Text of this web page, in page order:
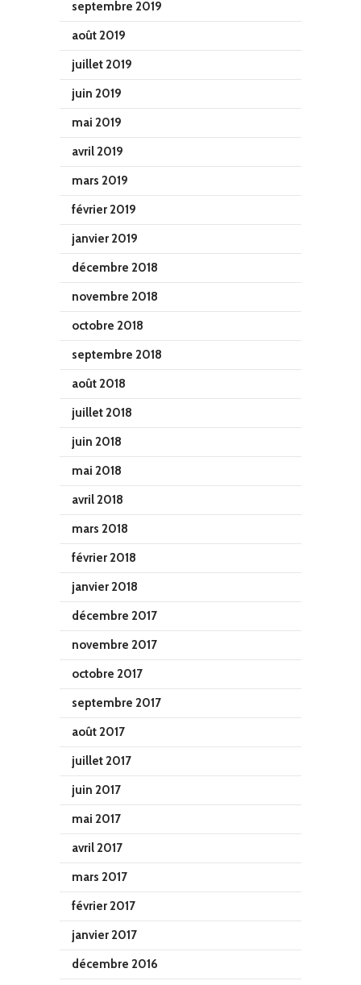
septembre 2019
août 2019
juillet 2019
juin 2019
mai 2019
avril 2019
mars 2019
février 2019
janvier 2019
décembre 2018
novembre 2018
octobre 2018
septembre 2018
août 2018
juillet 2018
juin 2018
mai 2018
avril 2018
mars 2018
février 2018
janvier 2018
décembre 2017
novembre 2017
octobre 2017
septembre 2017
août 2017
juillet 2017
juin 2017
mai 2017
avril 2017
mars 2017
février 2017
janvier 2017
décembre 2016